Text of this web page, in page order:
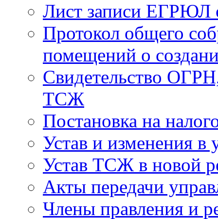
Лист записи ЕГРЮЛ
Протокол общего
помещений о
Свидетельство
ТСЖ
Постановка на
Устав и изменения в
Устав ТСЖ в новой
Акты передачи
Члены правления и